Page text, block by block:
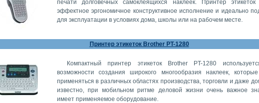
печати долговечных самоклеящихся наклеек. Принтер
эффектное эргономичное конструктивное исполнение и идеально
для эксплуатации в условиях дома, школы или на рабочем месте.
Принтер этикеток Brother PT-1280
Компактный принтер этикеток Brother PT-1280
возможности создания широкого многообразия наклеек,
применяться в различных областях производства, торговли и даже
известно, при мобильном ритме деловой жизни очень важное
имеет применяемое оборудование.